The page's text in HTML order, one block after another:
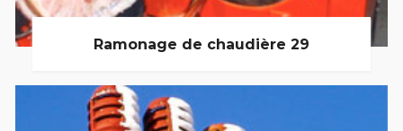
Ramonage de chaudière 29